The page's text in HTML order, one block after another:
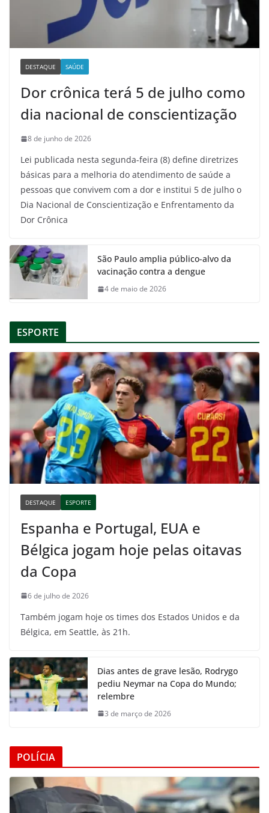
DESTAQUE SAÚDE
Dor crônica terá 5 de julho como
dia nacional de conscientização
8 de junho de 2026
Lei publicada nesta segunda-feira (8) define diretrizes
básicas para a melhoria do atendimento de saúde a
pessoas que convivem com a dor e institui 5 de julho o
Dia Nacional de Conscientização e Enfrentamento da
Dor Crônica
São Paulo amplia público-alvo da
vacinação contra a dengue
4 de maio de 2026
ESPORTE
DESTAQUE ESPORTE
Espanha e Portugal, EUA e
Bélgica jogam hoje pelas oitavas
da Copa
6 de julho de 2026
Também jogam hoje os times dos Estados Unidos e da
Bélgica, em Seattle, às 21h.
Dias antes de grave lesão, Rodrygo
pediu Neymar na Copa do Mundo;
relembre
3 de março de 2026
POLÍCIA